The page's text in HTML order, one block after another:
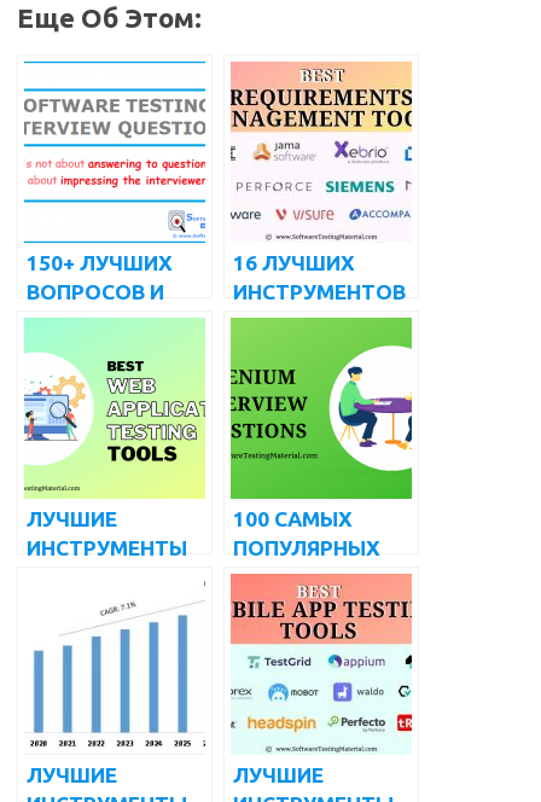
Еще Об Этом:
150+ ЛУЧШИХ
ВОПРОСОВ И
ОТВЕТОВ НА
ИНТЕРВЬЮ О
ТЕСТИРОВАНИИ
ПРОГРАММНОГО
ОБЕСПЕЧЕНИЯ
16 ЛУЧШИХ
ИНСТРУМЕНТОВ
И
ПРОГРАММНОГО
ОБЕСПЕЧЕНИЯ
ДЛЯ
УПРАВЛЕНИЯ
ТРЕБОВАНИЯМИ
НА 2022 ГОД
ЛУЧШИЕ
ИНСТРУМЕНТЫ
ПРИЛОЖЕНИЙ
100 САМЫХ
ПОПУЛЯРНЫХ
ПРОДВИНУТЫХ
ВОПРОСОВ И
ОТВЕТОВ НА
ИНТЕРВЬЮ ПО
SELENIUM
ЛУЧШИЕ
ЛУЧШИЕ